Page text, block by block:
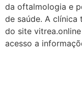
da oftalmologia e
de saúde. A clínica
do site
acesso a